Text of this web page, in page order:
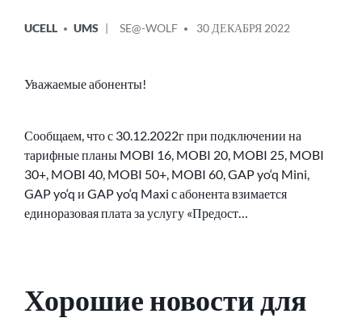
В
UCELL UMS
ОТ
SE@-WOLF 30 ДЕКАБРЯ 2022
Уважаемые абоненты!
Сообщаем, что с 30.12.2022г при подключении на
тарифные планы MOBI 16, MOBI 20, MOBI 25, MOBI
30+, MOBI 40, MOBI 50+, MOBI 60, GAP yo‘q Mini,
GAP yo‘q и GAP yo‘q Maxi с абонента взимается
единоразовая плата за услугу «Предост…
Хорошие новости для